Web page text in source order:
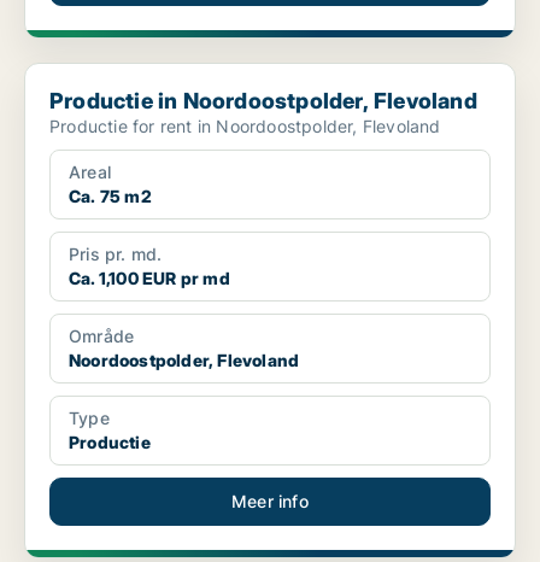
Productie in Noordoostpolder, Flevoland
Productie in Noordoostpolder, Flevoland
Productie for rent in Noordoostpolder, Flevoland
Areal
Ca. 75 m2
Pris pr. md.
Ca. 1,100 EUR pr md
Område
Noordoostpolder, Flevoland
Type
Productie
Meer info